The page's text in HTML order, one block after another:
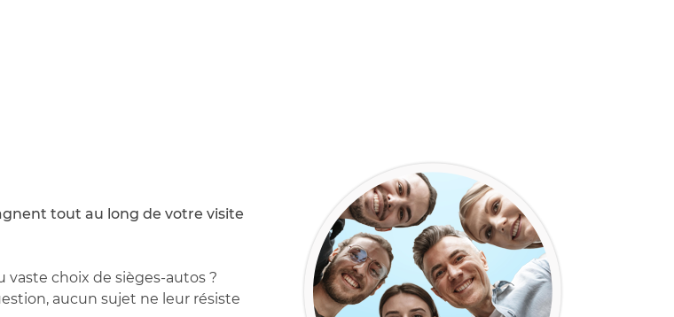
tout au long de votre visite
choix de sièges-autos ?
aucun sujet ne leur résiste